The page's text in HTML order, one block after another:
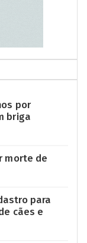
por
briga
morte de
para
cães e